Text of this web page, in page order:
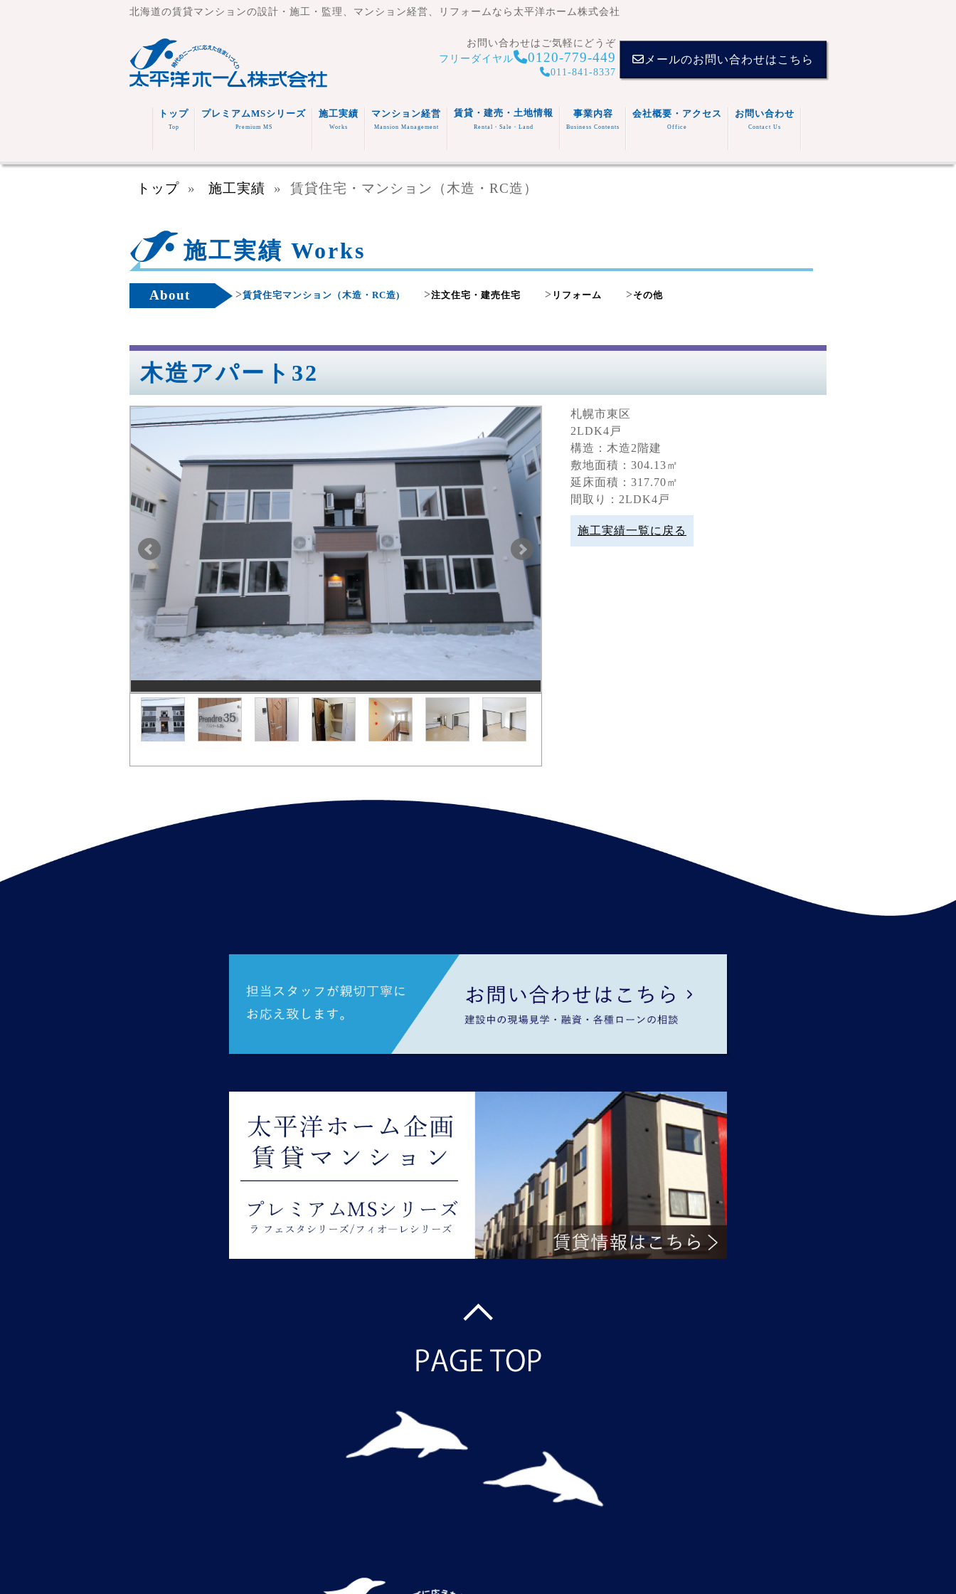
北海道の賃貸マンションの設計・施工・監理、マンション経営、リフォームなら太平洋ホーム株式会社
お問い合わせはご気軽にどうぞ
フリーダイヤル
0120-779-449
011-841-8337
メールのお問い合わせはこちら
トップ
Top
プレミアムMSシリーズ
Premium MS
施工実績
Works
宅
ョン
宅
福祉施
マンション経営
Mansion Management
賃貸・建売・土地情報
Rental・Sale・Land
事業内容
Business Contents
会社概要・アクセス
Office
お問い合わせ
Contact Us
トップ » 施工実績 » 賃貸住宅・マンション（木造・RC造）
施工実績 Works
About >賃貸住宅マンション（木造・RC造) >注文住宅・建売住宅 > リフォーム >その他
木造アパート32
札幌市東区
2LDK4戸
構造：木造2階建
敷地面積：304.13㎡
延床面積：317.70㎡
間取り：2LDK4戸
施工実績一覧に戻る